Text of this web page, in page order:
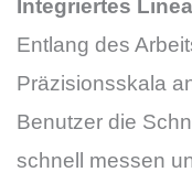
Integriertes Lineal
Entlang des
Präzisionsskala
Benutzer die
schnell messen